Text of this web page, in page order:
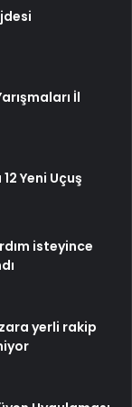
İl
Yeni Uçuş
isteyince
yerli rakip